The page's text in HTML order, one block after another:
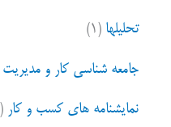
تحلیلها (۱)
جامعه شناسی کار و مدیریت
نمایشنامه های کسب و کار (۱)